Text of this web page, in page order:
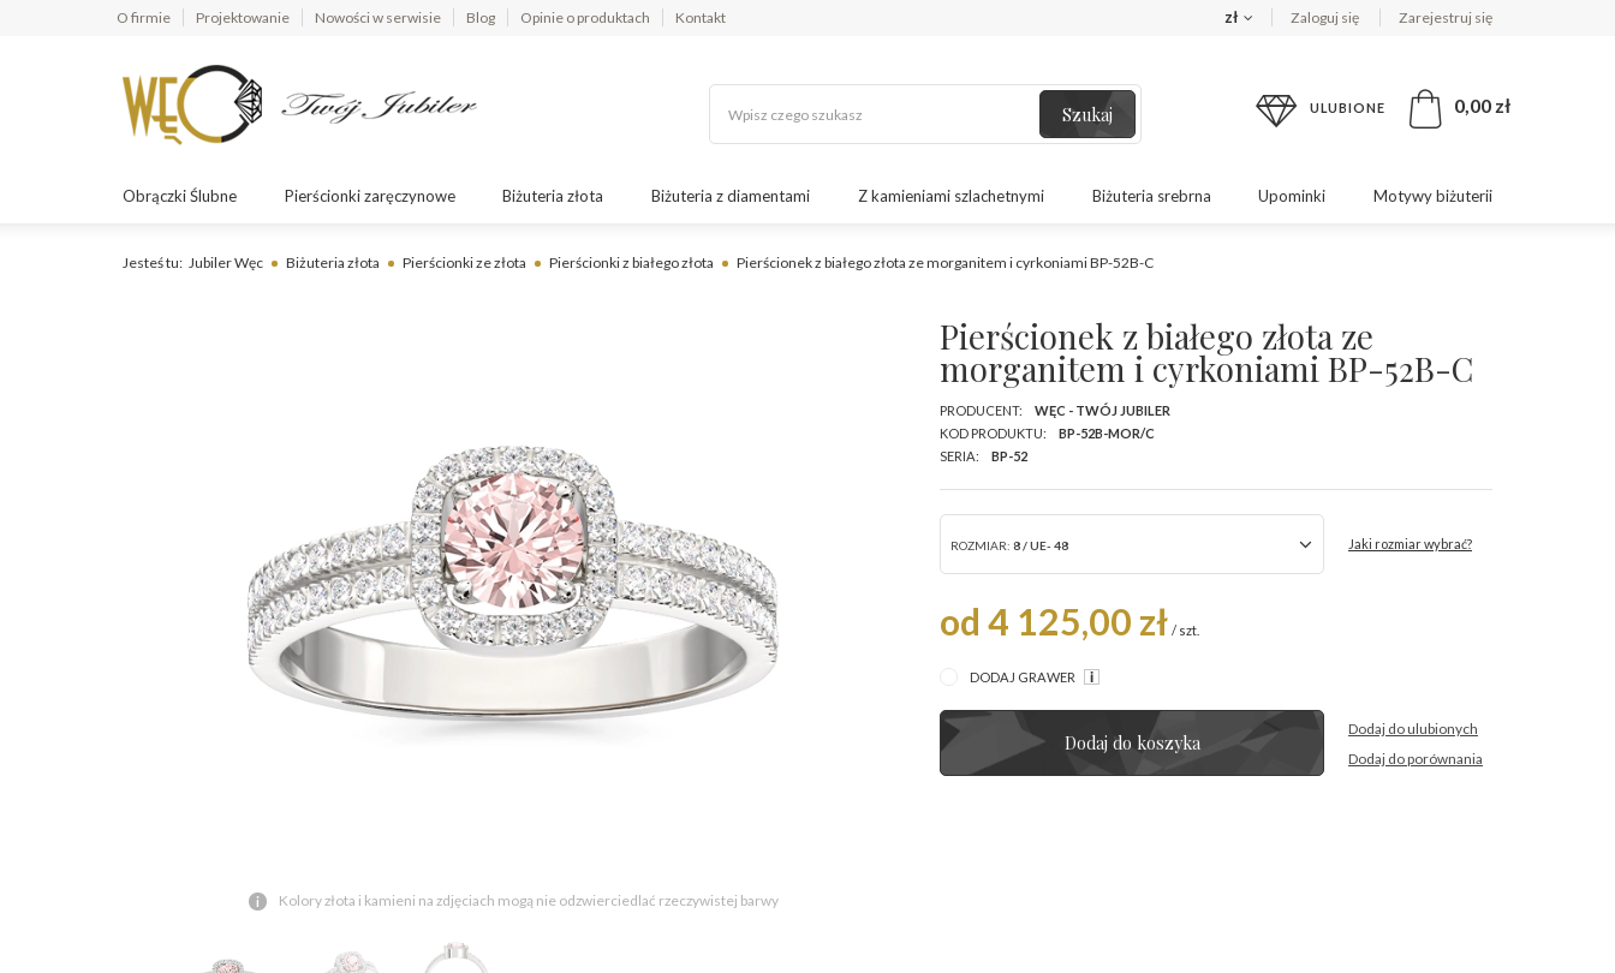
O firmie Projektowanie Nowości w serwisie Blog Opinie o produktach Kontakt zł Zaloguj się Zarejestruj się
Szukaj ULUBIONE 0,00 zł
Obrączki Ślubne Pierścionki zaręczynowe Biżuteria złota Biżuteria z diamentami Z kamieniami szlachetnymi Biżuteria srebrna Upominki Motywy biżuterii
Jesteś tu: Jubiler Węc Biżuteria złota Pierścionki ze złota Pierścionki z białego złota Pierścionek z białego złota ze morganitem i cyrkoniami BP-52B-C
Kolory złota i kamieni na zdjęciach mogą nie odzwierciedlać rzeczywistej barwy
Pierścionek z białego złota ze
morganitem i cyrkoniami BP-52B-C
PRODUCENT:
WĘC - TWÓJ JUBILER
KOD PRODUKTU:
BP-52B-MOR/C
SERIA:
BP-52
ROZMIAR: 8 / UE- 48 Jaki rozmiar wybrać?
od 4 125,00 zł / szt.
DODAJ GRAWER
Dodaj do koszyka
Dodaj do ulubionych
Dodaj do porównania